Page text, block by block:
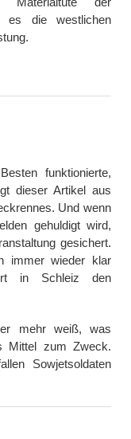
es die westlichen
funktionierte,
dieser Artikel aus
Und wenn
gehuldigt wird,
gesichert.
immer wieder klar
in Schleiz den
mehr weiß, was
Mittel zum Zweck.
Sowjetsoldaten